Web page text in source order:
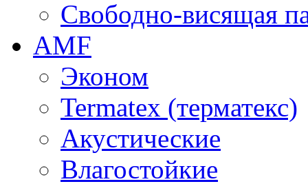
Свободно-висящая
AMF
Эконом
Termatex (терматекс)
Акустические
Влагостойкие